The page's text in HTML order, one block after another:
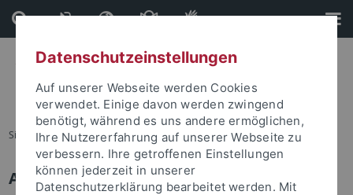
Direkt
zum
Inhalt
Direkt
zur
Fußleiste
Sie sind hier: Startseite
Anmelden
Datenschutzeinstellungen
Auf unserer Webseite werden Cookies
verwendet. Einige davon werden zwingend
benötigt, während es uns andere ermöglichen,
Ihre Nutzererfahrung auf unserer Webseite zu
verbessern. Ihre getroffenen Einstellungen
können jederzeit in unserer
Datenschutzerklärung bearbeitet werden. Mit